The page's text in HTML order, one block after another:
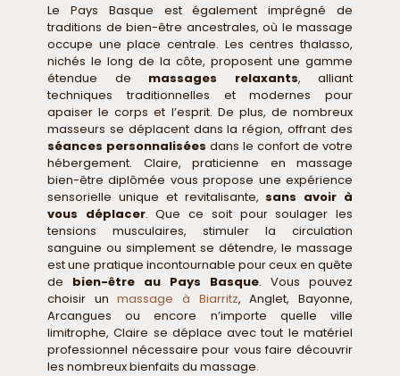
Le Pays Basque est également imprégné de
traditions de bien-être ancestrales, où le massage
occupe une place centrale. Les centres thalasso,
nichés le long de la côte, proposent une gamme
étendue de massages relaxants, alliant
techniques traditionnelles et modernes pour
apaiser le corps et l’esprit. De plus, de nombreux
masseurs se déplacent dans la région, offrant des
séances personnalisées dans le confort de votre
hébergement. Claire, praticienne en massage
bien-être diplômée vous propose une expérience
sensorielle unique et revitalisante, sans avoir à
vous déplacer. Que ce soit pour soulager les
tensions musculaires, stimuler la circulation
sanguine ou simplement se détendre, le massage
est une pratique incontournable pour ceux en quête
de bien-être au Pays Basque. Vous pouvez
choisir unmassage à Biarritz, Anglet, Bayonne,
Arcangues ou encore n’importe quelle ville
limitrophe, Claire se déplace avec tout le matériel
professionnel nécessaire pour vous faire découvrir
les nombreux bienfaits du massage.